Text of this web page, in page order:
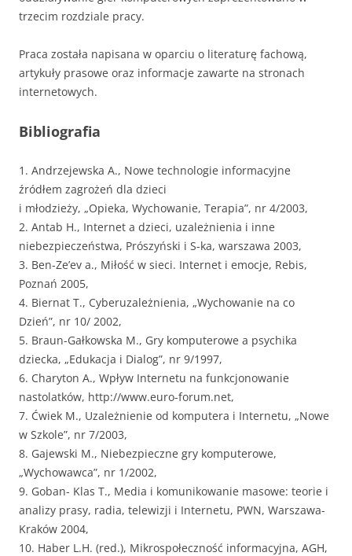
trzecim rozdziale pracy.
Praca została napisana w oparciu o literaturę fachową,
artykuły prasowe oraz informacje zawarte na stronach
internetowych.
Bibliografia
1. Andrzejewska A., Nowe technologie informacyjne
źródłem zagrożeń dla dzieci
i młodzieży, „Opieka, Wychowanie, Terapia”, nr 4/2003,
2. Antab H., Internet a dzieci, uzależnienia i inne
niebezpieczeństwa, Prószyński i S-ka, warszawa 2003,
3. Ben-Ze’ev a., Miłość w sieci. Internet i emocje, Rebis,
Poznań 2005,
4. Biernat T., Cyberuzależnienia, „Wychowanie na co
Dzień”, nr 10/ 2002,
5. Braun-Gałkowska M., Gry komputerowe a psychika
dziecka, „Edukacja i Dialog”, nr 9/1997,
6. Charyton A., Wpływ Internetu na funkcjonowanie
nastolatków, http://www.euro-forum.net,
7. Ćwiek M., Uzależnienie od komputera i Internetu, „Nowe
w Szkole”, nr 7/2003,
8. Gajewski M., Niebezpieczne gry komputerowe,
„Wychowawca”, nr 1/2002,
9. Goban- Klas T., Media i komunikowanie masowe: teorie i
analizy prasy, radia, telewizji i Internetu, PWN, Warszawa-
Kraków 2004,
10. Haber L.H. (red.), Mikrospołeczność informacyjna, AGH,